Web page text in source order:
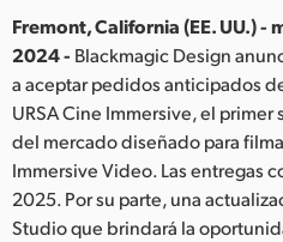
Japan
Korea
Mexico
Malaysia
Fremont, California (EE. UU.) -
2024 - Blackmagic Design
a aceptar pedidos anticipados
URSA Cine Immersive, el
del mercado diseñado para
Immersive Video. Las entregas
2025. Por su parte, una
Studio que brindará la